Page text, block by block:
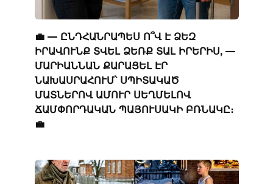
💼 — ԸՆԴՀԱՆՐԱՊԵՍ Ո՞Վ Է ՁԵԶ
ԻՐԱՎՈՒՆՔ ՏՎԵԼ ՁԵՌՔ ՏԱԼ ԻՐԵՐԻՍ, —
ՄԱՐԻԱՆՆԱՆ ՔԱՐԱՑԵԼ ԷՐ
ՆԱԽԱՍՐԱՀՈՒՄ՝ ՍՊԻՏԱԿԱԾ
ՄԱՏՆԵՐՈՎ ԱՄՈՒՐ ՍԵՂՄԵԼՈՎ
ՃԱՄՓՈՐԴԱԿԱՆ ՊԱՅՈՒՍԱԿԻ ԲՌՆԱԿԸ։
💼